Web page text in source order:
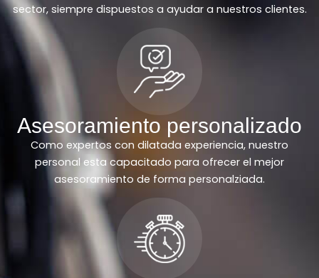
sector, siempre dispuestos a ayudar a nuestros clientes.
Asesoramiento personalizado
Como expertos con dilatada experiencia, nuestro
personal esta capacitado para ofrecer el mejor
asesoramiento de forma personalziada.